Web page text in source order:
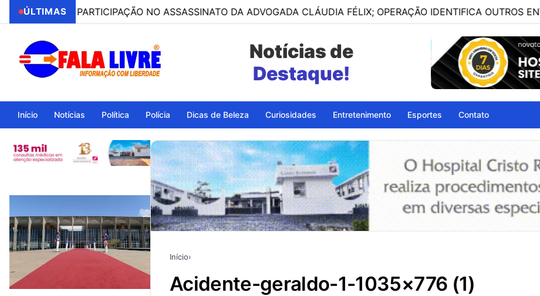
ÚLTIMAS
POR PARTICIPAÇÃO NO ASSASSINATO DA ADVOGADA CLÁUDIA FÉLIX; OPERAÇÃO IDENTIFICA OUTROS ENVOLVIDOS
Notícias de
Itapetinga - BA
Início Notícias Política Polícia Dicas de Beleza Curiosidades Entretenimento Esportes Contato
Início›
acidente-geraldo-1-1035×776 (1)